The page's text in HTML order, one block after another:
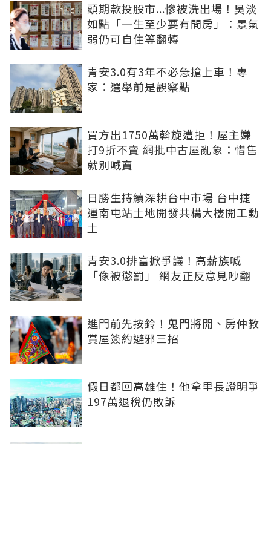
頭期款投股市...慘被洗出場！吳淡
如點「一生至少要有間房」：景氣
弱仍可自住等翻轉
青安3.0有3年不必急搶上車！專
家：選舉前是觀察點
買方出1750萬斡旋遭拒！屋主嫌
打9折不賣 網批中古屋亂象：惜售
就別喊賣
日勝生持續深耕台中市場 台中捷
運南屯站土地開發共構大樓開工動
土
青安3.0排富掀爭議！高薪族喊
「像被懲罰」 網友正反意見吵翻
進門前先按鈴！鬼門將開、房仲教
賞屋簽約避邪三招
假日都回高雄住！他拿里長證明爭
197萬退稅仍敗訴